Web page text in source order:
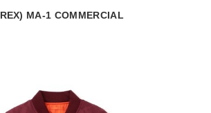
MA-1 COMMERCIAL